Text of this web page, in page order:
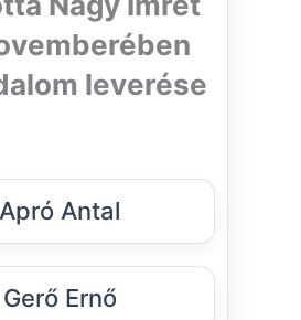
leverése
Apró Antal
Gerő Ernő